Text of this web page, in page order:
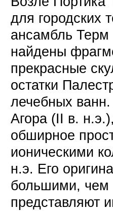
для городских
ансамбль
найдены
прекрасные
остатки
лечебных ванн.
Агора (II в.
обширное
ионическими
н.э. Его
большими, чем
представляют